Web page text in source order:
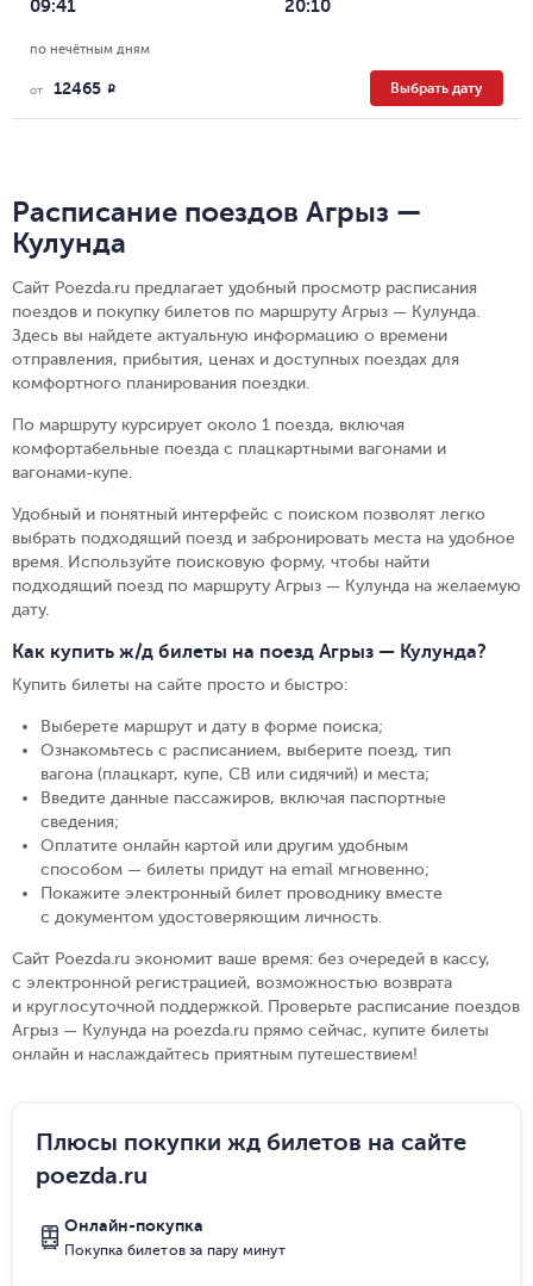
09:41 20:10
по нечётным дням
от 12465 R Выбрать дату
Расписание поездов Агрыз —
Кулунда
Сайт Poezda.ru предлагает удобный просмотр расписания
поездов и покупку билетов по маршруту Агрыз — Кулунда.
Здесь вы найдете актуальную информацию о времени
отправления, прибытия, ценах и доступных поездах для
комфортного планирования поездки.
По маршруту курсирует около 1 поезда, включая
комфортабельные поезда с плацкартными вагонами и
вагонами-купе.
Удобный и понятный интерфейс с поиском позволят легко
выбрать подходящий поезд и забронировать места на удобное
время. Используйте поисковую форму, чтобы найти
подходящий поезд по маршруту Агрыз — Кулунда на желаемую
дату.
Как купить ж/д билеты на поезд Агрыз — Кулунда?
Купить билеты на сайте просто и быстро:
Выберете маршрут и дату в форме поиска;
Ознакомьтесь с расписанием, выберите поезд, тип
вагона (плацкарт, купе, СВ или сидячий) и места;
Введите данные пассажиров, включая паспортные
сведения;
Оплатите онлайн картой или другим удобным
способом — билеты придут на email мгновенно;
Покажите электронный билет проводнику вместе
с документом удостоверяющим личность.
Сайт Poezda.ru экономит ваше время: без очередей в кассу,
с электронной регистрацией, возможностью возврата
и круглосуточной поддержкой. Проверьте расписание поездов
Агрыз — Кулунда на poezda.ru прямо сейчас, купите билеты
онлайн и наслаждайтесь приятным путешествием!
Плюсы покупки жд билетов на сайте
poezda.ru
Онлайн-покупка
Покупка билетов за пару минут